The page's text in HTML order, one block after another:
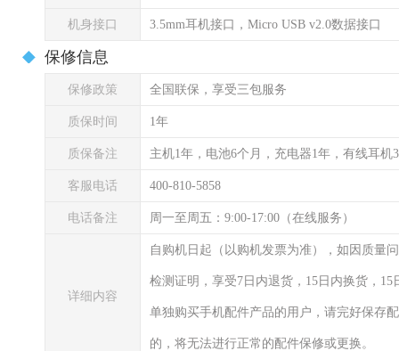
机身接口 3.5mm耳机接口，Micro USB v2.0数据接口
保修信息
保修政策 全国联保，享受三包服务
质保时间 1年
质保备注 主机1年，电池6个月，充电器1年，有线耳机
客服电话 400-810-5858
电话备注 周一至周五：9:00-17:00（在线服务）
详细内容
自购机日起（以购机发票为准），如因质量
检测证明，享受7日内退货，15日内换货，
单独购买手机配件产品的用户，请完好保存
的，将无法进行正常的配件保修或更换。